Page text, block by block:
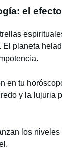
el
planeta
en tu
y la lujuria
los